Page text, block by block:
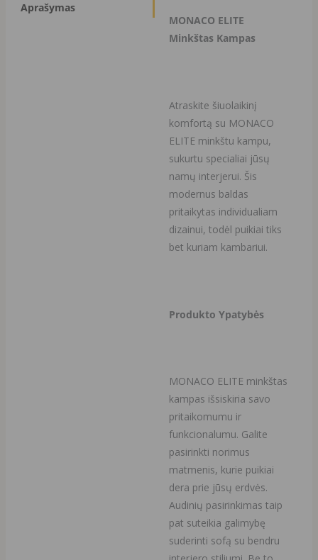
Aprašymas
MONACO ELITE
Minkštas Kampas
Atraskite šiuolaikinį
komfortą su MONACO
ELITE minkštu kampu,
sukurtu specialiai jūsų
namų interjerui. Šis
modernus baldas
pritaikytas individualiam
dizainui, todėl puikiai tiks
bet kuriam kambariui.
Produkto Ypatybės
MONACO ELITE minkštas
kampas išsiskiria savo
pritaikomumu ir
funkcionalumu. Galite
pasirinkti norimus
matmenis, kurie puikiai
dera prie jūsų erdvės.
Audinių pasirinkimas taip
pat suteikia galimybę
suderinti sofą su bendru